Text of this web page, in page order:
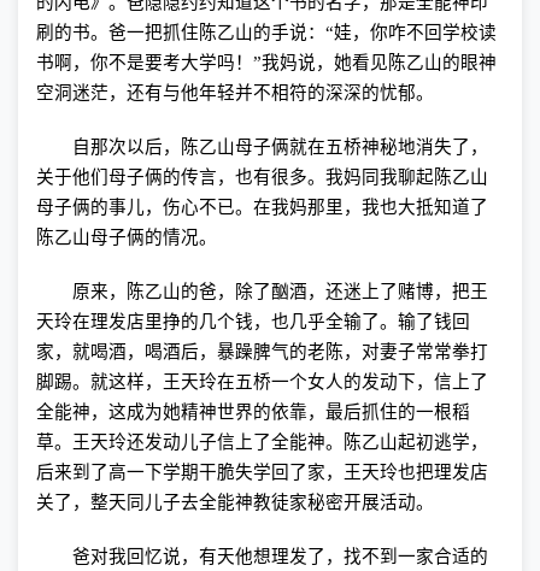
刷的书。爸一把抓住陈乙山的手说：“娃，你咋不回学校读
书啊，你不是要考大学吗！”我妈说，她看见陈乙山的眼神
空洞迷茫，还有与他年轻并不相符的深深的忧郁。
自那次以后，陈乙山母子俩就在五桥神秘地消失了，
关于他们母子俩的传言，也有很多。我妈同我聊起陈乙山
母子俩的事儿，伤心不已。在我妈那里，我也大抵知道了
陈乙山母子俩的情况。
原来，陈乙山的爸，除了酗酒，还迷上了赌博，把王
天玲在理发店里挣的几个钱，也几乎全输了。输了钱回
家，就喝酒，喝酒后，暴躁脾气的老陈，对妻子常常拳打
脚踢。就这样，王天玲在五桥一个女人的发动下，信上了
全能神，这成为她精神世界的依靠，最后抓住的一根稻
草。王天玲还发动儿子信上了全能神。陈乙山起初逃学，
后来到了高一下学期干脆失学回了家，王天玲也把理发店
关了，整天同儿子去全能神教徒家秘密开展活动。
爸对我回忆说，有天他想理发了，找不到一家合适的